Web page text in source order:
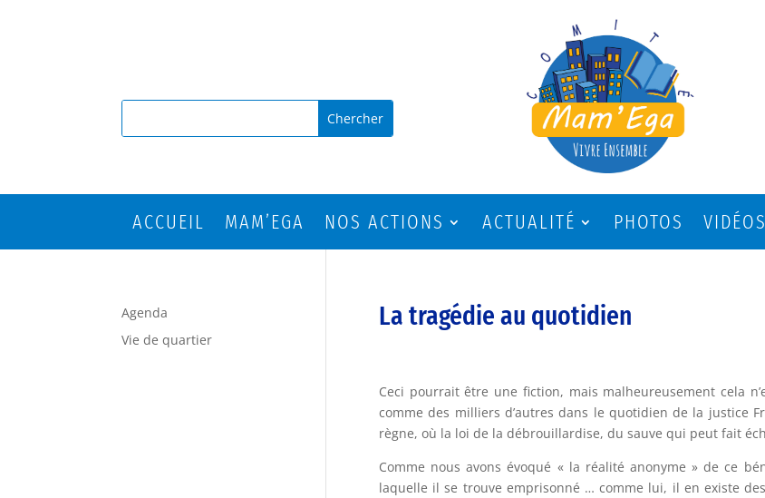
ACCUEIL MAM’EGA NOS ACTIONS ACTUALITÉ PHOTOS VIDÉOS
La tragédie au quotidien
Ceci pourrait être une fiction, mais malheureusement cela
comme des milliers d’autres dans le quotidien de la justice
règne, où la loi de la débrouillardise, du sauve qui peut fait
Comme nous avons évoqué « la réalité anonyme » de ce
laquelle il se trouve emprisonné … comme lui, il en existe
Agenda
Vie de quartier